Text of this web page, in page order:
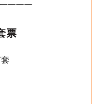
票